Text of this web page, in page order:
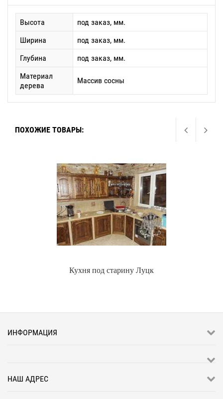
Высота
под заказ, мм.
Ширина
под заказ, мм.
Глубина
под заказ, мм.
Материал
дерева
Массив сосны
ПОХОЖИЕ ТОВАРЫ:
Кухня под старину Луцк
ИНФОРМАЦИЯ
НАШ АДРЕС